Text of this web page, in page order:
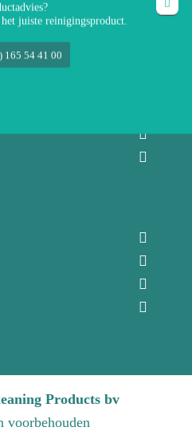
Products bv
voorbehouden
juiste reinigingsproduct.
165 54 41 00